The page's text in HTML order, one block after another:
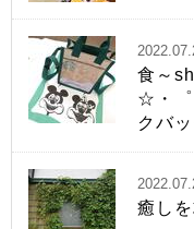
食～
☆・゜
クバ
癒し